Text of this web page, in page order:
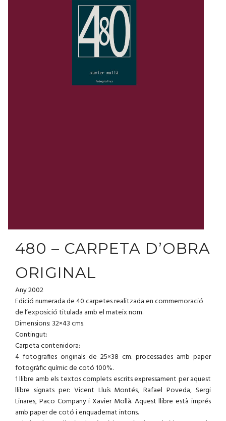
480 – CARPETA D’OBRA
ORIGINAL
Any 2002
Edició numerada de 40 carpetes realitzada en commemoració
de l’exposició titulada amb el mateix nom.
Dimensions: 32×43 cms.
Contingut:
Carpeta contenidora:
4 fotografies originals de 25×38 cm. processades amb paper
fotogràfic químic de cotó 100%.
1 llibre amb els textos complets escrits expressament per aquest
llibre signats per: Vicent Lluís Montés, Rafael Poveda, Sergi
Linares, Paco Company i Xavier Mollà. Aquest llibre està imprés
amb paper de cotó i enquadernat intons.